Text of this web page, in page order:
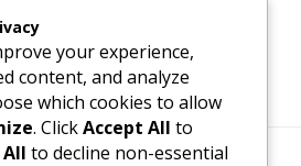
your experience,
content, and analyze
which cookies to allow
. ClickAccept All to
to decline non-essential